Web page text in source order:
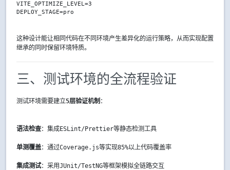
VITE_OPTIMIZE_LEVEL=3
DEPLOY_STAGE=pro
这种设计能让相同代码在不同环境产生差异化的运行策略，从而实现配置
继承的同时保留环境特质。
三、测试环境的全流程验证
测试环境需要建立5层验证机制 ：
语法检查：集成ESLint/Prettier等静态检测工具
单测覆盖：通过Coverage.js等实现85%以上代码覆盖率
集成测试：采用JUnit/TestNG等框架模拟全链路交互